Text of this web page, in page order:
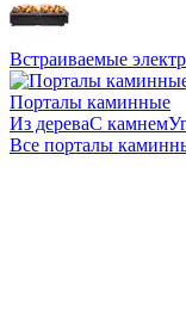
Встраиваемые
Порталы каминные
Из дереваС камнем
Все порталы